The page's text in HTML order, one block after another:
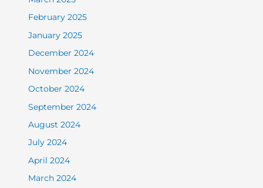
February 2025
January 2025
December 2024
November 2024
October 2024
September 2024
August 2024
July 2024
April 2024
March 2024